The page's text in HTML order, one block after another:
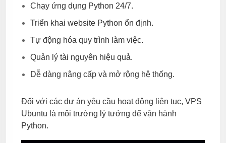
Chạy ứng dụng Python 24/7.
Triển khai website Python ổn định.
Tự động hóa quy trình làm việc.
Quản lý tài nguyên hiệu quả.
Dễ dàng nâng cấp và mở rộng hệ thống.
Đối với các dự án yêu cầu hoạt động liên tục, VPS
Ubuntu là môi trường lý tưởng để vận hành
Python.